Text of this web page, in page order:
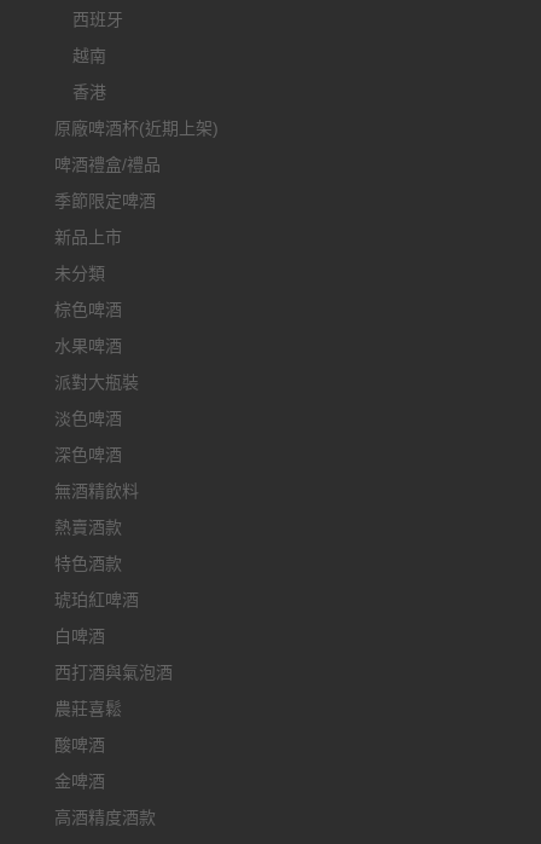
西班牙
越南
香港
原廠啤酒杯(近期上架)
啤酒禮盒/禮品
季節限定啤酒
新品上市
未分類
棕色啤酒
水果啤酒
派對大瓶裝
淡色啤酒
深色啤酒
無酒精飲料
熱賣酒款
特色酒款
琥珀紅啤酒
白啤酒
西打酒與氣泡酒
農莊喜鬆
酸啤酒
金啤酒
高酒精度酒款